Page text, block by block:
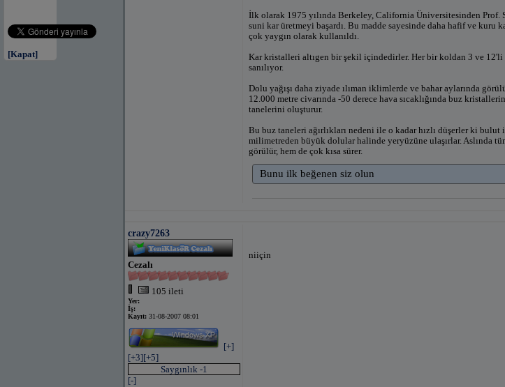
[Kapat]
İlk olarak 1975 yılında Berkeley, California Üniversitesinden
suni kar üretmeyi başardı. Bu madde sayesinde daha hafif ve kuru
çok yaygın olarak kullanıldı.
Kar kristalleri altıgen bir şekil içindedirler. Her bir koldan 3 ve
sanılıyor.
Dolu yağışı daha ziyade ılıman iklimlerde ve bahar aylarında
12.000 metre civarında -50 derece hava sıcaklığında buz
tanelerini oluşturur.
Bu buz taneleri ağırlıkları nedeni ile o kadar hızlı düşerler ki bulut
milimetreden büyük dolular halinde yeryüzüne ulaşırlar. Aslında
görülür, hem de çok kısa sürer.
Bunu ilk beğenen siz olun
crazy7263
Cezalı
105 ileti
Yer:
İş:
Kayıt: 31-08-2007 08:01
[+]
[+3][+5]
Saygınlık -1
[-]
niiçin